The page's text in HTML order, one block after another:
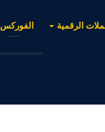
الرقمية الفوركس